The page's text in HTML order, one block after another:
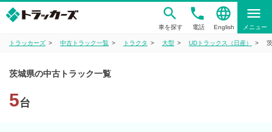
車を探す
phone
電話
language
English
menu
メニュー
トラッカーズ 中古トラック一覧 トラクタ 大型 UDトラックス（日産）
茨城県の中古トラック一覧
5台